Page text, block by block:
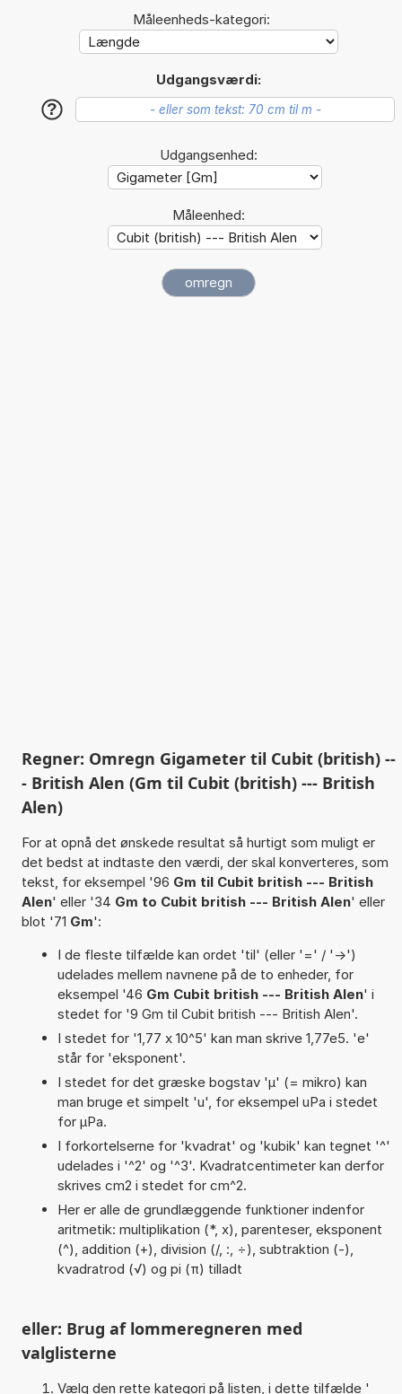
Måleenheds-kategori:
Udgangsværdi:
?
Udgangsenhed:
Måleenhed:
Regner: Omregn Gigameter til Cubit (british) --
- British Alen (Gm til Cubit (british) --- British
Alen)
For at opnå det ønskede resultat så hurtigt som muligt er
det bedst at indtaste den værdi, der skal konverteres, som
tekst, for eksempel '96 Gm til Cubit british --- British
Alen' eller '34 Gm to Cubit british --- British Alen' eller
blot '71 Gm':
I de fleste tilfælde kan ordet 'til' (eller '=' / '->')
udelades mellem navnene på de to enheder, for
eksempel '46 Gm Cubit british --- British Alen' i
stedet for '9 Gm til Cubit british --- British Alen'.
I stedet for '1,77 x 10^5' kan man skrive 1,77e5. 'e'
står for 'eksponent'.
I stedet for det græske bogstav 'µ' (= mikro) kan
man bruge et simpelt 'u', for eksempel uPa i stedet
for µPa.
I forkortelserne for 'kvadrat' og 'kubik' kan tegnet '^'
udelades i '^2' og '^3'. Kvadratcentimeter kan derfor
skrives cm2 i stedet for cm^2.
Her er alle de grundlæggende funktioner indenfor
aritmetik: multiplikation (*, x), parenteser, eksponent
(^), addition (+), division (/, :, ÷), subtraktion (-),
kvadratrod (√) og pi (π) tilladt
eller: Brug af lommeregneren med
valglisterne
Vælg den rette kategori på listen, i dette tilfælde '